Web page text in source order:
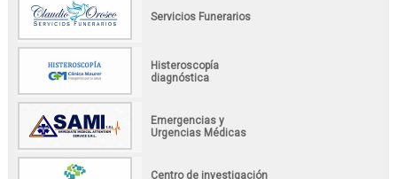
Servicios Funerarios
Histeroscopía
diagnóstica
Emergencias y
Urgencias Médicas
Centro de investigación